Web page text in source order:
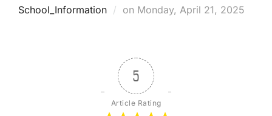
School_Information
on Posted
Monday, April 21, 2025
5
Article Rating